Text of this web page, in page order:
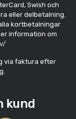
Swish och
eller delbetalning.
kortbetalningar
information om
via faktura efter
kund